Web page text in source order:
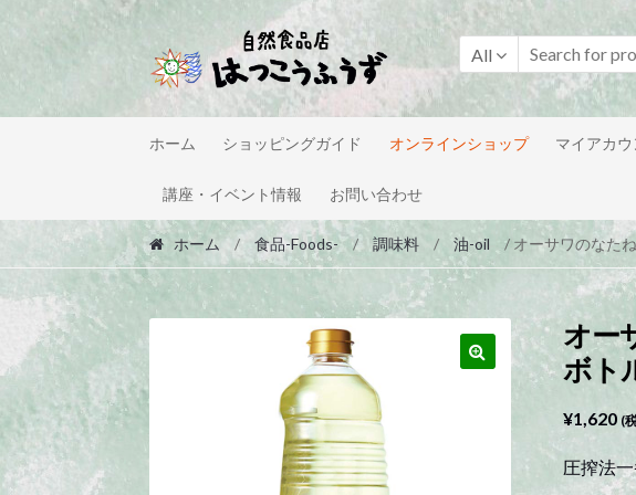
navigation
content
All
ホーム ショッピングガイド オンラインショップ マイアカウ
講座・イベント情報 お問い合わせ
ホーム / 食品-Foods- / 調味料 / 油-oil / オーサワのなた
オー
ボト
¥1,620 (
圧搾法